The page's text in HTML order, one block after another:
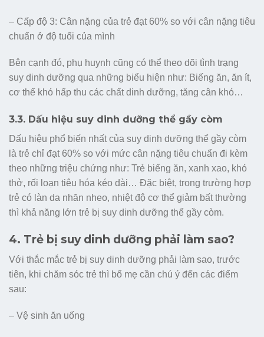
– Cấp độ 3: Cân nặng của trẻ đạt 60% so với cân nặng tiêu
chuẩn ở độ tuổi của mình
Bên cạnh đó, phụ huynh cũng có thể theo dõi tình trạng
suy dinh dưỡng qua những biểu hiện như: Biếng ăn, ăn ít,
cơ thể khó hấp thu các chất dinh dưỡng, tăng cân khó…
3.3. Dấu hiệu suy dinh dưỡng thể gầy còm
Dấu hiệu phổ biến nhất của suy dinh dưỡng thể gầy còm
là trẻ chỉ đạt 60% so với mức cân nặng tiêu chuẩn đi kèm
theo những triệu chứng như: Trẻ biếng ăn, xanh xao, khó
thở, rối loạn tiêu hóa kéo dài… Đặc biệt, trong trường hợp
trẻ có làn da nhăn nheo, nhiệt độ cơ thể giảm bất thường
thì khả năng lớn trẻ bị suy dinh dưỡng thể gầy còm.
4. Trẻ bị suy dinh dưỡng phải làm sao?
Với thắc mắc trẻ bị suy dinh dưỡng phải làm sao, trước
tiên, khi chăm sóc trẻ thì bố mẹ cần chú ý đến các điểm
sau:
– Vệ sinh ăn uống